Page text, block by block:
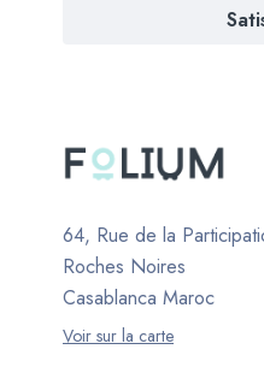
64, Rue de la
Roches Noires
Casablanca Maroc
Voir sur la carte